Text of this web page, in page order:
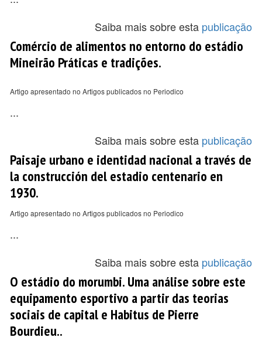
Saiba mais sobre esta publicação
Comércio de alimentos no entorno do estádio
Mineirão Práticas e tradições.
Artigo apresentado no Artigos publicados no Periodico
...
Saiba mais sobre esta publicação
Paisaje urbano e identidad nacional a través de
la construcción del estadio centenario en
1930.
Artigo apresentado no Artigos publicados no Periodico
...
Saiba mais sobre esta publicação
O estádio do morumbi. Uma análise sobre este
equipamento esportivo a partir das teorias
sociais de capital e Habitus de Pierre
Bourdieu..